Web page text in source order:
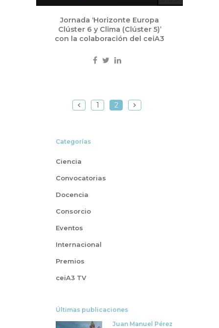
Jornada ‘Horizonte Europa
Clúster 6 y Clima (Clúster 5)’
con la colaboración del ceiA3
1 2
Categorías
Ciencia
Convocatorias
Docencia
Consorcio
Eventos
Internacional
Premios
ceiA3 TV
Últimas publicaciones
Juan Manuel Pérez